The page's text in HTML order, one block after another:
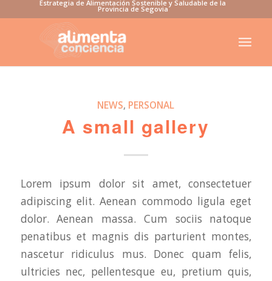
Estrategia de Alimentación Sostenible y Saludable de la
Provincia de Segovia
NEWS, PERSONAL
A small gallery
Lorem ipsum dolor sit amet, consectetuer
adipiscing elit. Aenean commodo ligula eget
dolor. Aenean massa. Cum sociis natoque
penatibus et magnis dis parturient montes,
nascetur ridiculus mus. Donec quam felis,
ultricies nec, pellentesque eu, pretium quis,